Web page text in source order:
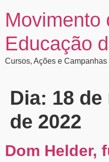
Movimento
Educação
Cursos, Ações e Campanhas
Dia: 18
de 2022
Dom Helder,